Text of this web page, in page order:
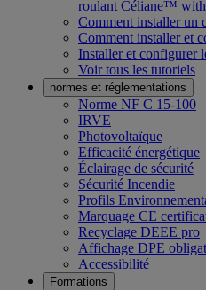
roulant Céliane™
Comment installer un
Comment installer et
Installer et configurer
Voir tous les tutoriels
normes et réglementations
Norme NF C 15-100
IRVE
Photovoltaïque
Efficacité énergétique
Éclairage de sécurité
Sécurité Incendie
Profils
Marquage CE
Recyclage DEEE pro
Affichage DPE
Accessibilité
Formations